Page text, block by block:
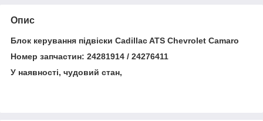
Опис
Блок керування підвіски Cadillac ATS Chevrolet Camaro
Номер запчастин: 24281914 / 24276411
У наявності, чудовий стан,